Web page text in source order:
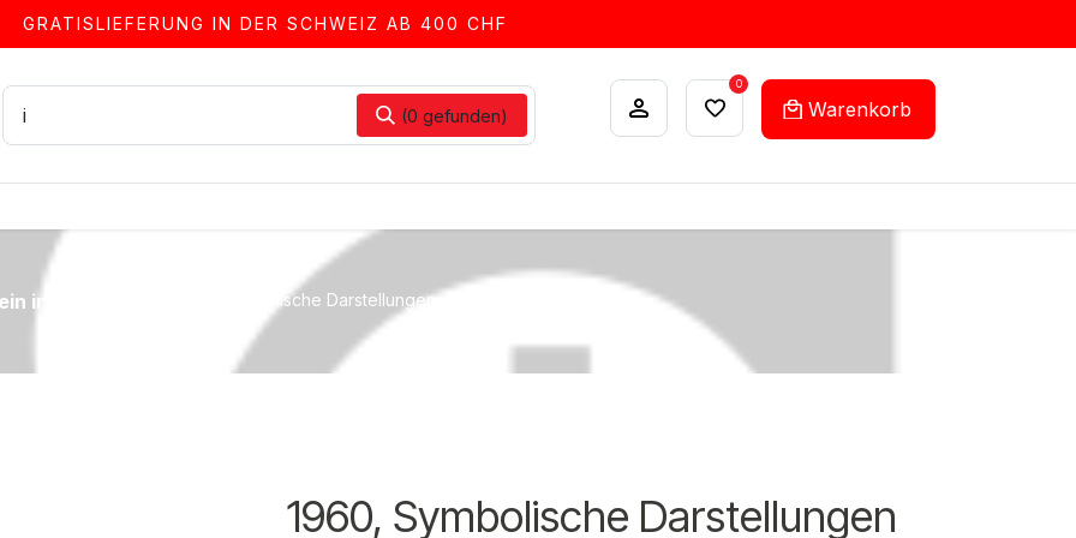
GRATISLIEFERUNG IN DER SCHWEIZ AB 400 CHF
(0 gefunden)
0
Warenkorb
in Genf (UIT) 1960, Symbolische Darstellungen
1960, Symbolische Darstellungen